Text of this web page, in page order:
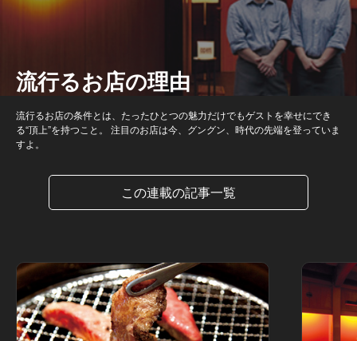
流行るお店の理由
流行るお店の条件とは、たったひとつの魅力だけでもゲストを幸せにでき
る“頂上”を持つこと。 注目のお店は今、グングン、時代の先端を登っていま
すよ。
この連載の記事一覧